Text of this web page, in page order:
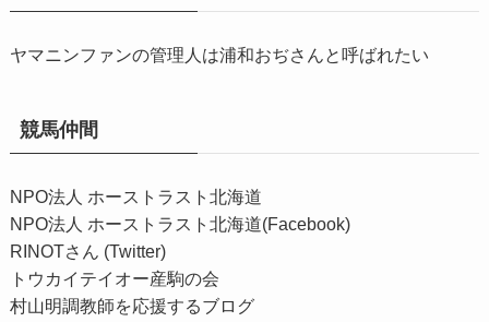
ヤマニンファンの管理人は浦和おぢさんと呼ばれたい
競馬仲間
NPO法人 ホーストラスト北海道
NPO法人 ホーストラスト北海道(Facebook)
RINOTさん (Twitter)
トウカイテイオー産駒の会
村山明調教師を応援するブログ